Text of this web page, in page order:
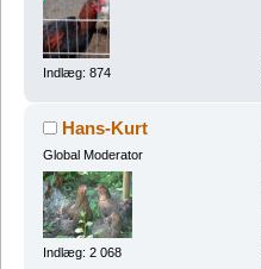
Indlæg: 874
Hans-Kurt
Global Moderator
Indlæg: 2 068